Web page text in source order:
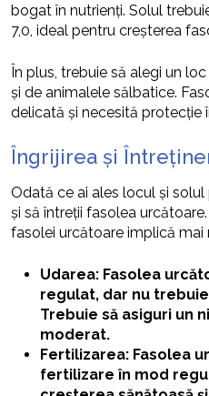
bogat în nutrienți. Solul
7,0, ideal pentru creșterea
În plus, trebuie să alegi un
și de animalele sălbatice.
delicată și necesită protecție
Îngrijirea și
Odată ce ai ales locul și
și să întreții fasolea
fasolei urcătoare implică mai
Udarea: Fasolea
regulat, dar nu
Trebuie să asiguri un
moderat.
Fertilizarea: Fasolea
fertilizare în mod